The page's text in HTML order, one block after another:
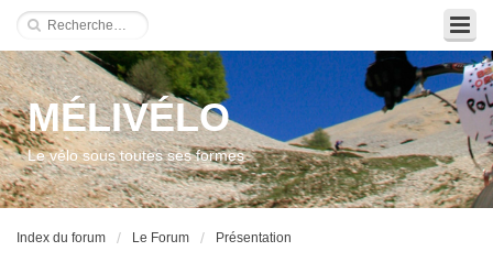
MÉLIVÉLO
Le vélo sous toutes ses formes
Index du forum Le Forum Présentation